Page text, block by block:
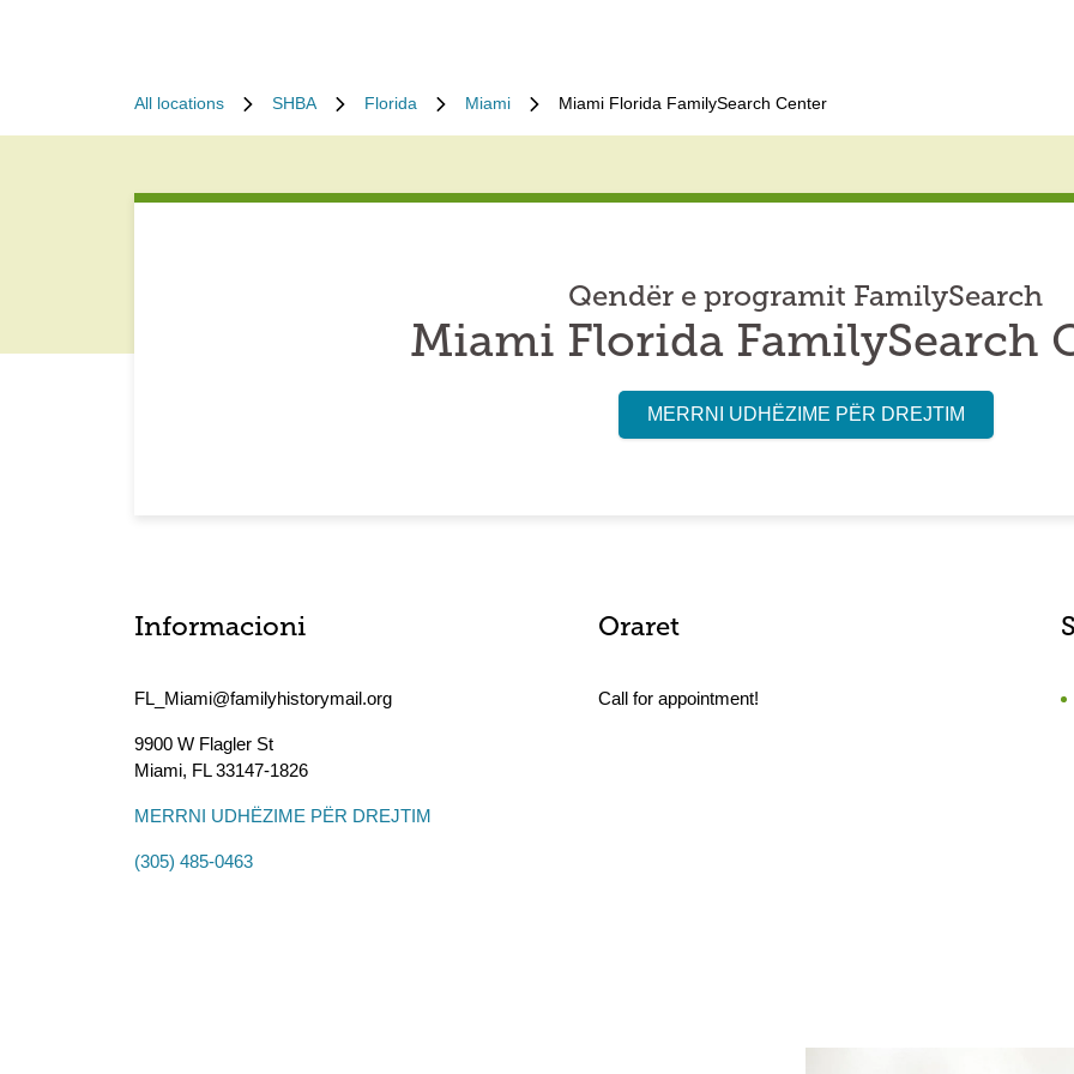
All locations SHBA Florida Miami Miami Florida FamilySearch Center
Qendër e programit FamilySearch
Miami Florida FamilySearch
MERRNI UDHËZIME PËR DREJTIM
Informacioni
FL_Miami@familyhistorymail.org
9900 W Flagler St
Miami, FL33147-1826
MERRNI UDHËZIME PËR DREJTIM
(305) 485-0463
Oraret
Call for appointment!